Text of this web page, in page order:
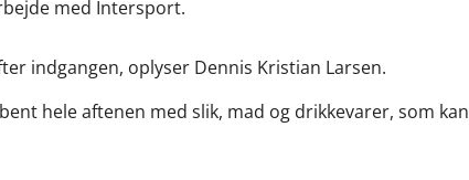
med Intersport.
indgangen, oplyser Dennis Kristian Larsen.
hele aftenen med slik, mad og drikkevarer, som kan